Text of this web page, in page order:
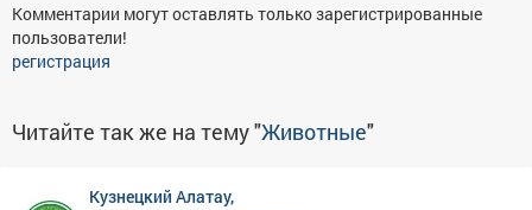
ТВ программа
Комментарии могут оставлять только зарегистрированные
пользователи!
регистрация
Читайте так же на тему "Животные"
Кузнецкий Алатау,